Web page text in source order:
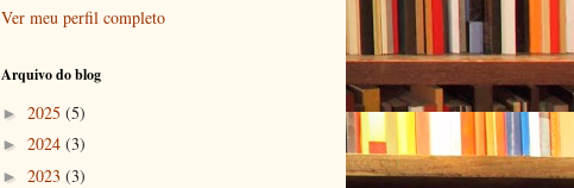
Ver meu perfil completo
Arquivo do blog
► 2025 (5)
► 2024 (3)
► 2023 (3)